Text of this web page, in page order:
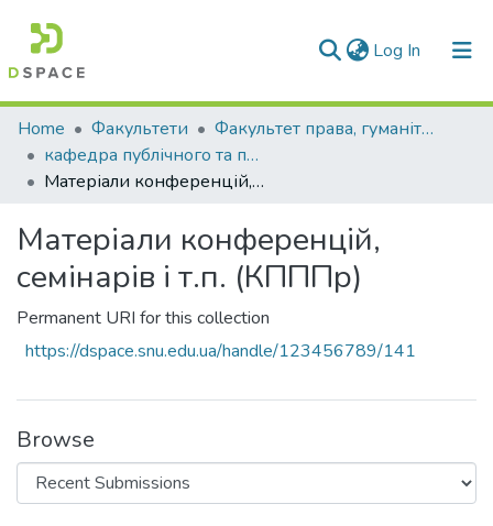
Log In (current)
Communities & Collections
All of DSpace
Home Факультети
Факультет права, гуманітарних і соціальних наук
кафедра публічного та приватного права
Матеріали конференцій, семінарів і т.п. (КПППр)
Матеріали конференцій,
семінарів і т.п. (КПППр)
Permanent URI for this collection
https://dspace.snu.edu.ua/handle/123456789/141
Browse